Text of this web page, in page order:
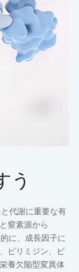
う
代謝に重要な有
窒素源から
に、成長因子に
ピリミジン、ビ
養欠陥型変異体